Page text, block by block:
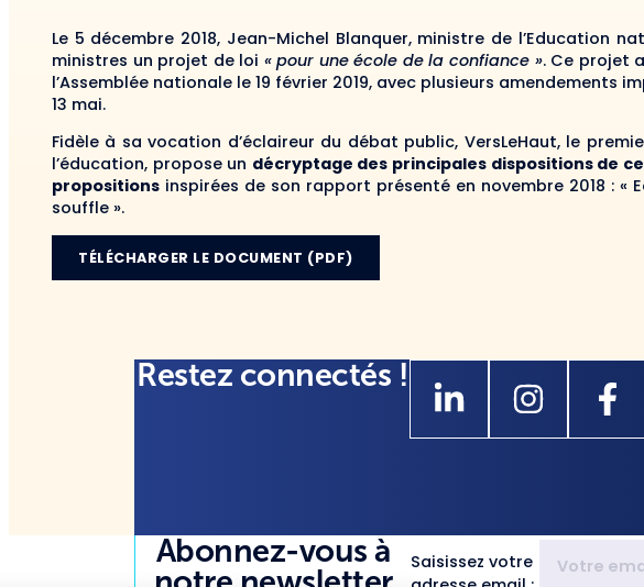
Le 5 décembre 2018, Jean-Michel Blanquer, ministre de l’Education
ministres un projet de loi « pour une école de la confiance ». Ce projet
l’Assemblée nationale le 19 février 2019, avec plusieurs amendements
13 mai.
Fidèle à sa vocation d’éclaireur du débat public, VersLeHaut, le
l’éducation, propose un décryptage des principales dispositions de
propositions inspirées de son rapport présenté en novembre 2018 : «
souffle ».
TÉLÉCHARGER LE DOCUMENT (PDF)
Restez connectés !
Abonnez-vous à
Saisissez votre